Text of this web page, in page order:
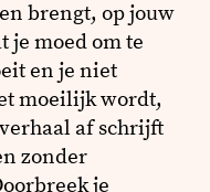
brengt, op jouw
je moed om te
en je niet
moeilijk wordt,
af schrijft
zonder
je